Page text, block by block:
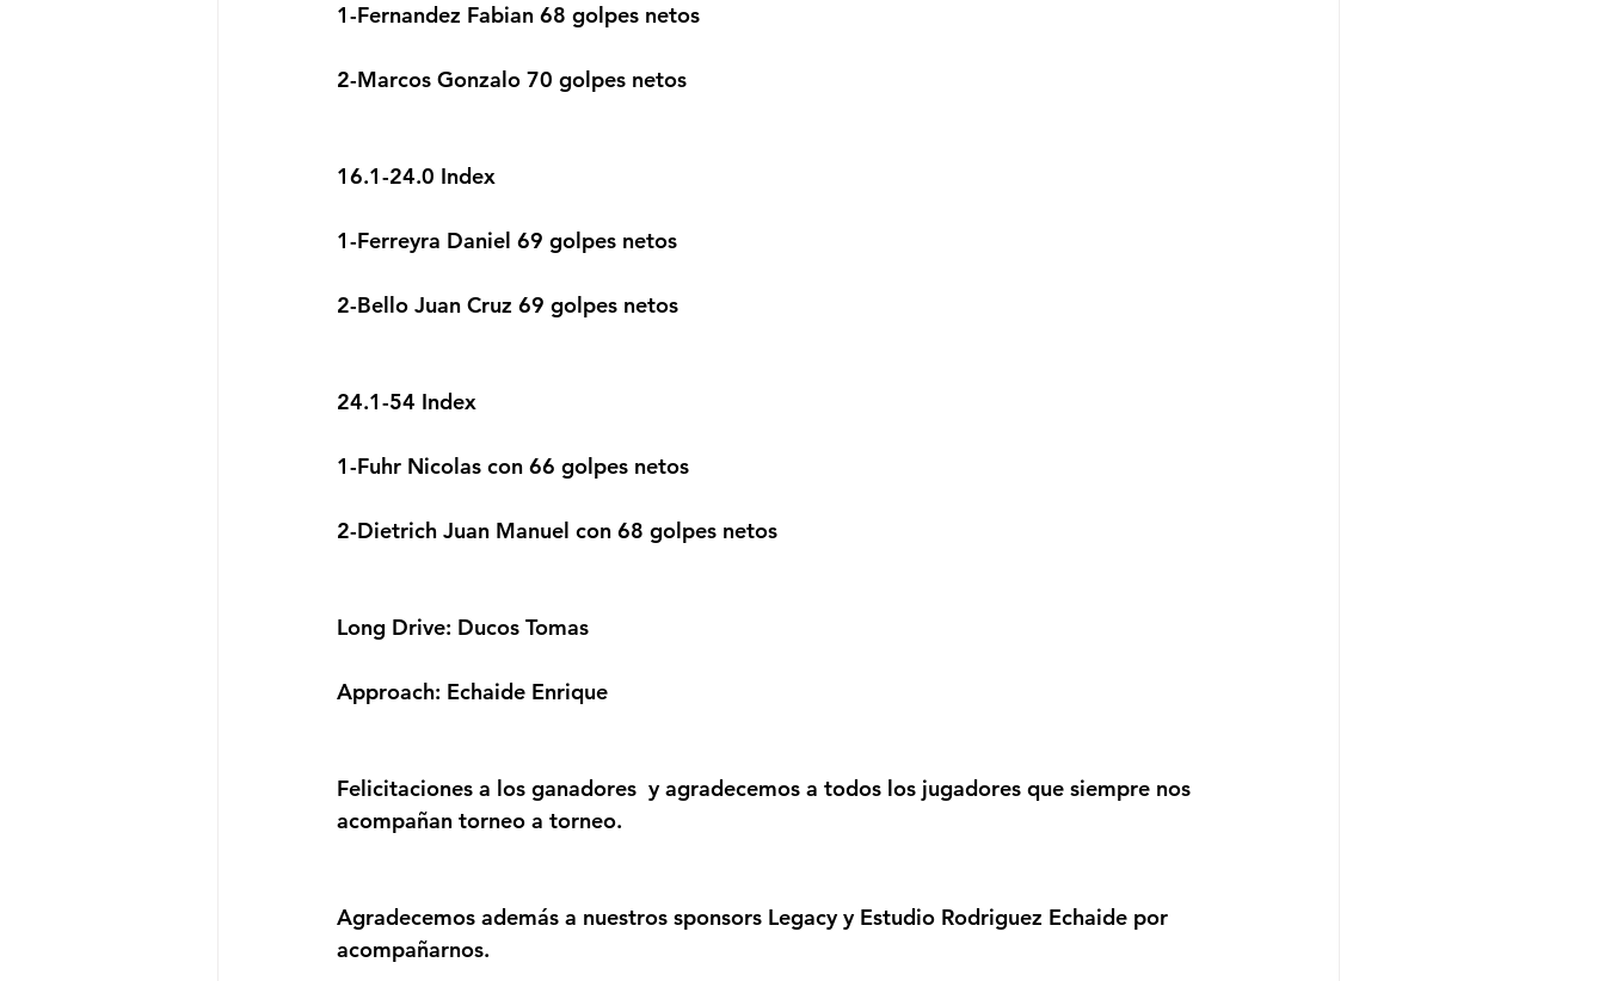
1-Fernandez Fabian 68 golpes netos
2-Marcos Gonzalo 70 golpes netos
16.1-24.0 Index
1-Ferreyra Daniel 69 golpes netos
2-Bello Juan Cruz 69 golpes netos
24.1-54 Index
1-Fuhr Nicolas con 66 golpes netos
2-Dietrich Juan Manuel con 68 golpes netos
Long Drive: Ducos Tomas
Approach: Echaide Enrique
Felicitaciones a los ganadores  y agradecemos a todos los jugadores que siempre nos
acompañan torneo a torneo.
Agradecemos además a nuestros sponsors Legacy y Estudio Rodriguez Echaide por
acompañarnos.